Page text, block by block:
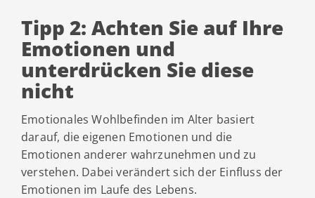
Tipp 2: Achten Sie auf Ihre
Emotionen und
unterdrücken Sie diese
nicht
Emotionales Wohlbefinden im Alter basiert
darauf, die eigenen Emotionen und die
Emotionen anderer wahrzunehmen und zu
verstehen. Dabei verändert sich der Einfluss der
Emotionen im Laufe des Lebens.